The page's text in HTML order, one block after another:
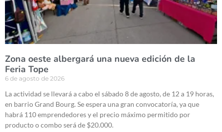
Zona oeste albergará una nueva edición de la
Feria Tope
6 de agosto de 2026
La actividad se llevará a cabo el sábado 8 de agosto, de 12 a 19 horas,
en barrio Grand Bourg. Se espera una gran convocatoría, ya que
habrá 110 emprendedores y el precio máximo permitido por
producto o combo será de $20.000.